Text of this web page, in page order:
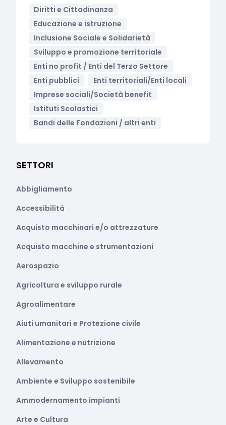
Diritti e Cittadinanza
Educazione e istruzione
Inclusione Sociale e Solidarietà
Sviluppo e promozione territoriale
Enti no profit / Enti del Terzo Settore
Enti pubblici
Enti territoriali/Enti locali
Imprese sociali/Società benefit
Istituti Scolastici
Bandi delle Fondazioni / altri enti
SETTORI
Abbigliamento
Accessibilità
Acquisto macchinari e/o attrezzature
Acquisto macchine e strumentazioni
Aerospazio
Agricoltura e sviluppo rurale
Agroalimentare
Aiuti umanitari e Protezione civile
Alimentazione e nutrizione
Allevamento
Ambiente e Sviluppo sostenibile
Ammodernamento impianti
Arte e Cultura